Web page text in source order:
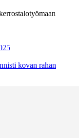
kovan rahan